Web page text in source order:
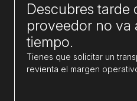
Descubres tarde
proveedor no va
tiempo.
Tienes que solicitar un
revienta el margen